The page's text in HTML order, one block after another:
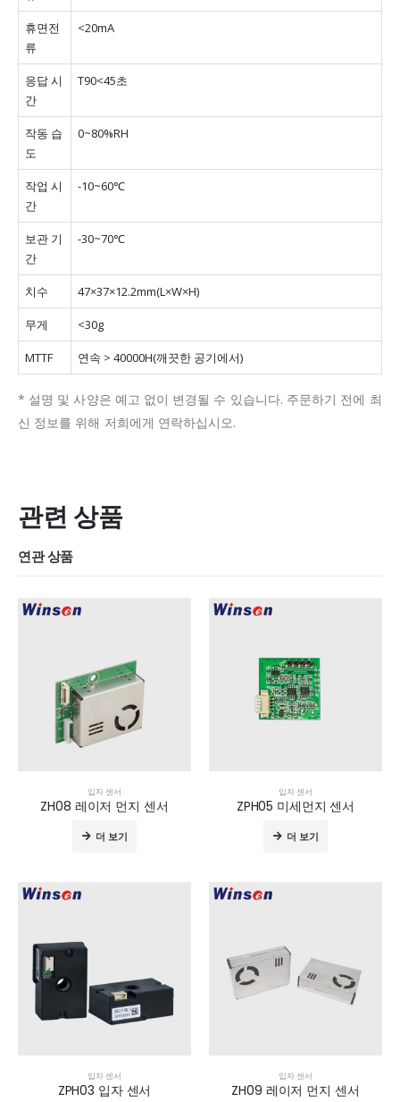
휴면전
류
<20mA
응답 시
간
T90<45초
작동 습
도
0~80%RH
작업 시
간
-10~60℃
보관 기
간
-30~70℃
치수 47×37×12.2mm(L×W×H)
무게 <30g
MTTF 연속 > 40000H(깨끗한 공기에서)
* 설명 및 사양은 예고 없이 변경될 수 있습니다. 주문하기 전에 최
신 정보를 위해 저희에게 연락하십시오.
관련 상품
연관 상품
입자 센서
ZH08 레이저 먼지 센서
더 보기
입자 센서
ZPH05 미세먼지 센서
더 보기
입자 센서
ZPH03 입자 센서
입자 센서
ZH09 레이저 먼지 센서